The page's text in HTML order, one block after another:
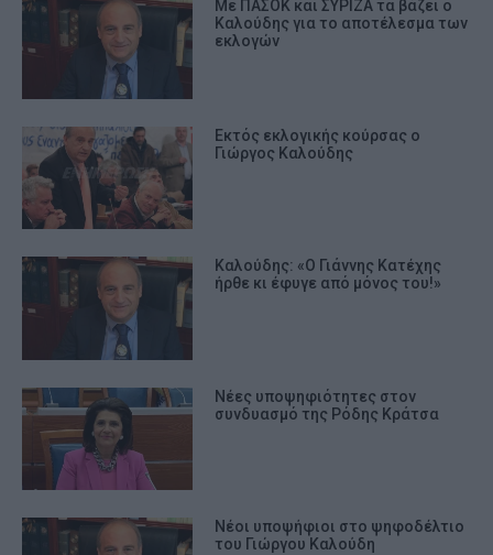
Με ΠΑΣΟΚ και ΣΥΡΙΖΑ τα βάζει ο
Καλούδης για το αποτέλεσμα των
εκλογών
Εκτός εκλογικής κούρσας ο
Γιώργος Καλούδης
Καλούδης: «Ο Γιάννης Κατέχης
ήρθε κι έφυγε από μόνος του!»
Νέες υποψηφιότητες στον
συνδυασμό της Ρόδης Κράτσα
Νέοι υποψήφιοι στο ψηφοδέλτιο
του Γιώργου Καλούδη